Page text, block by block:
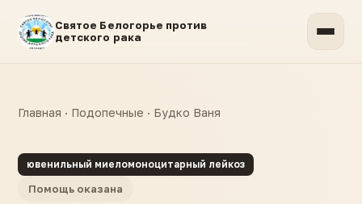
Святое Белогорье против
детского рака
Главная · Подопечные · Будко Ваня
ювенильный миеломоноцитарный лейкоз
Помощь оказана